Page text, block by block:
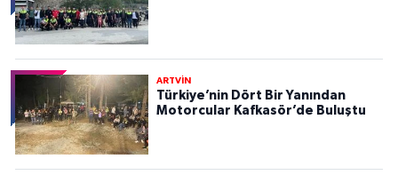
ARTVİN
Türkiye’nin Dört Bir Yanından
Motorcular Kafkasör’de Buluştu